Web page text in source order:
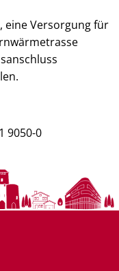
eine Versorgung für
9050-0